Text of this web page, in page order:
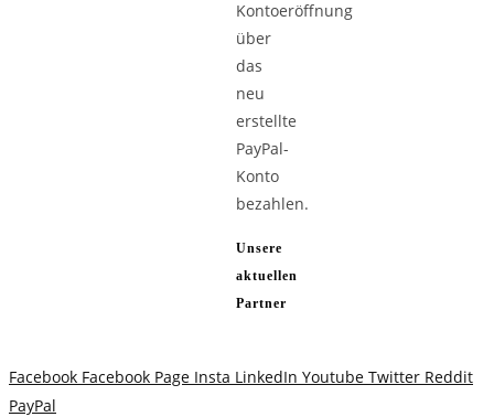
Kontoeröffnung
über
das
neu
erstellte
PayPal-
Konto
bezahlen.
Unsere
aktuellen
Partner
Facebook Facebook Page Insta LinkedIn Youtube Twitter Reddit
PayPal